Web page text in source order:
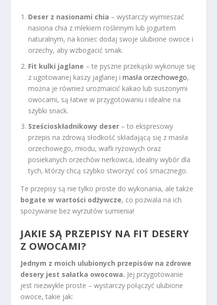
Deser z nasionami chia – wystarczy wymieszać
nasiona chia z mlekiem roślinnym lub jogurtem
naturalnym, na koniec dodaj swoje ulubione owoce i
orzechy, aby wzbogacić smak.
Fit kulki jaglane – te pyszne przekąski wykonuje się
z ugotowanej kaszy jaglanej imasła orzechowego,
można je również urozmaicić kakao lub suszonymi
owocami, są łatwe w przygotowaniu i idealne na
szybki snack.
Sześcioskładnikowy deser – to ekspresowy
przepis na zdrową słodkość składającą się z masła
orzechowego, miodu, wafli ryżowych oraz
posiekanych orzechów nerkowca, idealny wybór dla
tych, którzy chcą szybko stworzyć coś smacznego.
Te przepisy są nie tylko proste do wykonania, ale także
bogate w wartości odżywcze, co pozwala na ich
spożywanie bez wyrzutów sumienia!
JAKIE SĄ PRZEPISY NA FIT DESERY
Z OWOCAMI?
Jednym z moich ulubionych przepisów na zdrowe
desery jest sałatka owocowa. Jej przygotowanie
jest niezwykle proste – wystarczy połączyć ulubione
owoce, takie jak: